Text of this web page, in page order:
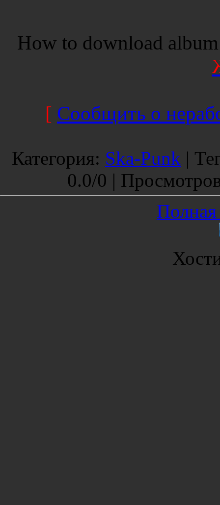
How to download
[ Сообщить о
Категория: Ska-Punk |
0.0/0 |
Полная